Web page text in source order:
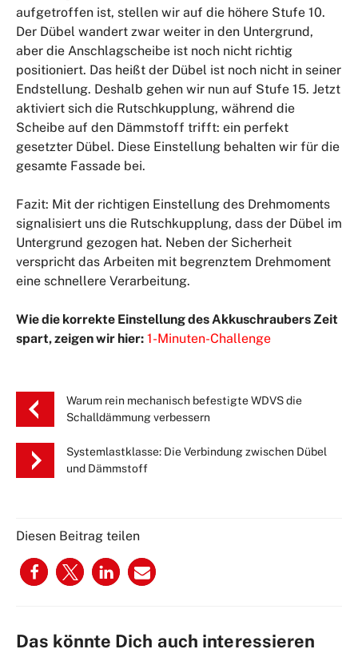
aufgetroffen ist, stellen wir auf die höhere Stufe 10.
Der Dübel wandert zwar weiter in den Untergrund,
aber die Anschlagscheibe ist noch nicht richtig
positioniert. Das heißt der Dübel ist noch nicht in seiner
Endstellung. Deshalb gehen wir nun auf Stufe 15. Jetzt
aktiviert sich die Rutschkupplung, während die
Scheibe auf den Dämmstoff trifft: ein perfekt
gesetzter Dübel. Diese Einstellung behalten wir für die
gesamte Fassade bei.
Fazit: Mit der richtigen Einstellung des Drehmoments
signalisiert uns die Rutschkupplung, dass der Dübel im
Untergrund gezogen hat. Neben der Sicherheit
verspricht das Arbeiten mit begrenztem Drehmoment
eine schnellere Verarbeitung.
Wie die korrekte Einstellung des Akkuschraubers Zeit
spart, zeigen wir hier: 1-Minuten-Challenge
Warum rein mechanisch befestigte WDVS die
Schalldämmung verbessern
Systemlastklasse: Die Verbindung zwischen Dübel
und Dämmstoff
Diesen Beitrag teilen
Das könnte Dich auch interessieren